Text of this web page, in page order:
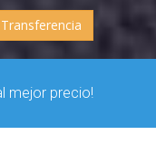
mejor precio!